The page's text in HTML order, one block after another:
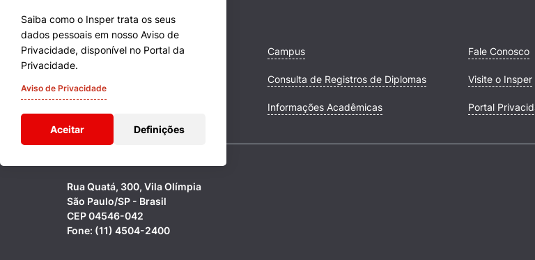
Saiba como o Insper trata os seus
dados pessoais em nosso Aviso de
Privacidade, disponível no Portal da
Privacidade.
Aviso de Privacidade
Aceitar Definições
Cursos Campus
Consulta de Registros de Diplomas
Informações Acadêmicas
Fale Conosco
Visite o Insper
Portal
Rua Quatá, 300, Vila Olímpia
São Paulo/SP - Brasil
CEP 04546-042
Fone: (11) 4504-2400